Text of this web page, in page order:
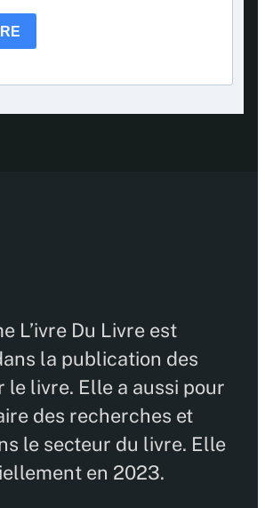
L’ivre Du Livre est
la publication des
le livre. Elle a aussi pour
des recherches et
le secteur du livre. Elle
en 2023.